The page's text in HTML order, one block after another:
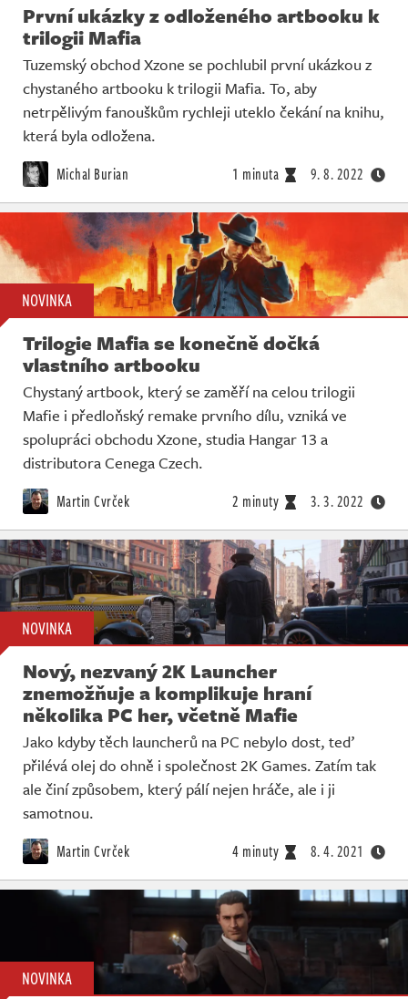
První ukázky z odloženého artbooku k
trilogii Mafia
Tuzemský obchod Xzone se pochlubil první ukázkou z
chystaného artbooku k trilogii Mafia. To, aby
netrpělivým fanouškům rychleji uteklo čekání na knihu,
která byla odložena.
Michal Burian 1 minuta 9. 8. 2022
NOVINKA
Trilogie Mafia se konečně dočká
vlastního artbooku
Chystaný artbook, který se zaměří na celou trilogii
Mafie i předloňský remake prvního dílu, vzniká ve
spolupráci obchodu Xzone, studia Hangar 13 a
distributora Cenega Czech.
Martin Cvrček 2 minuty 3. 3. 2022
NOVINKA
Nový, nezvaný 2K Launcher
znemožňuje a komplikuje hraní
několika PC her, včetně Mafie
Jako kdyby těch launcherů na PC nebylo dost, teď
přilévá olej do ohně i společnost 2K Games. Zatím tak
ale činí způsobem, který pálí nejen hráče, ale i ji
samotnou.
Martin Cvrček 4 minuty 8. 4. 2021
NOVINKA